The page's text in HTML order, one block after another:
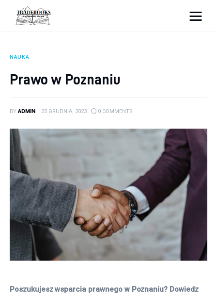
tradebooks.pl
Dom
Poraniki
Zdrowie
NAUKA
Prawo w Poznaniu
BY ADMIN 25 GRUDNIA, 2023 0 COMMENTS
Poszukujesz wsparcia prawnego w Poznaniu? Dowiedz